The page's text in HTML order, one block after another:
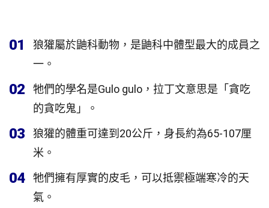
01
狼獾屬於鼬科動物，是鼬科中體型最大的成員之
一。
02
牠們的學名是Gulo gulo，拉丁文意思是「貪吃
的貪吃鬼」。
03
狼獾的體重可達到20公斤，身長約為65-107厘
米。
04
牠們擁有厚實的皮毛，可以抵禦極端寒冷的天
氣。